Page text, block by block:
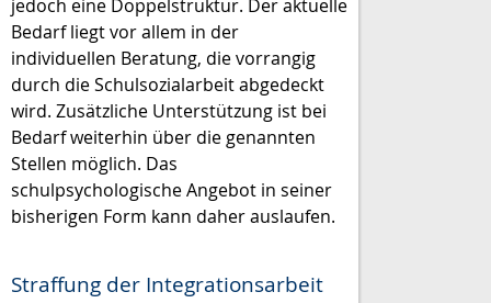
jedoch eine Doppelstruktur. Der aktuelle
Bedarf liegt vor allem in der
individuellen Beratung, die vorrangig
durch die Schulsozialarbeit abgedeckt
wird. Zusätzliche Unterstützung ist bei
Bedarf weiterhin über die genannten
Stellen möglich. Das
schulpsychologische Angebot in seiner
bisherigen Form kann daher auslaufen.
Straffung der Integrationsarbeit